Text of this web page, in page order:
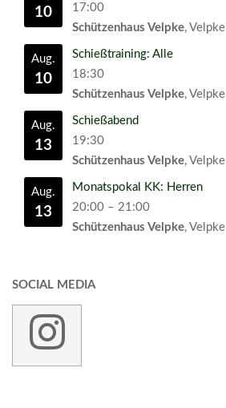
10
17:00
Schützenhaus Velpke, Velpke
Aug.
10
Schießtraining: Alle
18:30
Schützenhaus Velpke, Velpke
Aug.
13
Schießabend
19:30
Schützenhaus Velpke, Velpke
Aug.
13
Monatspokal KK: Herren
20:00 – 21:00
Schützenhaus Velpke, Velpke
SOCIAL MEDIA